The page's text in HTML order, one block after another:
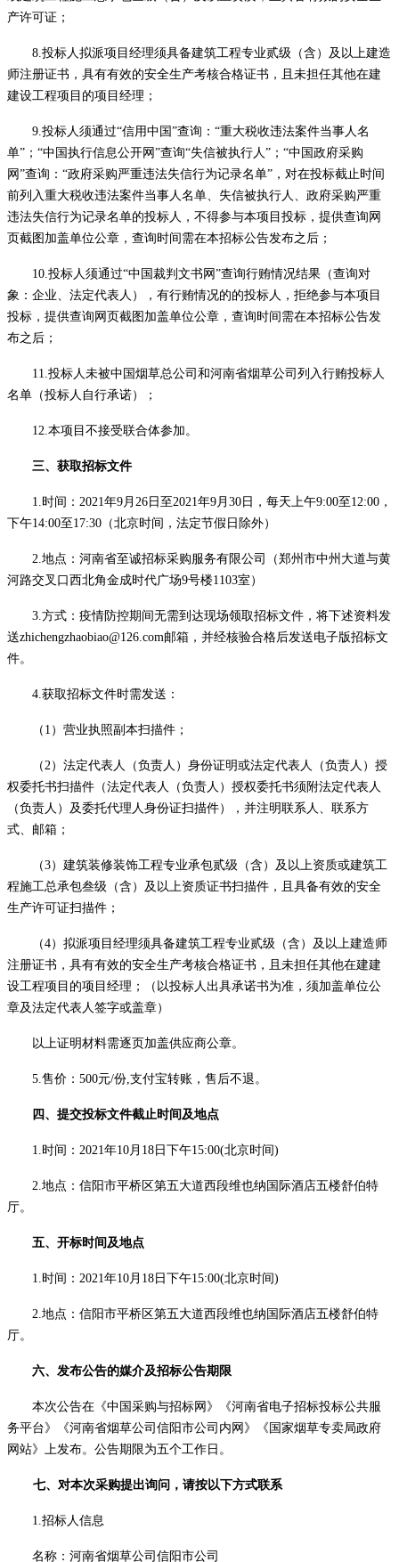
产许可证；
8.投标人拟派项目经理须具备建筑工程专业贰级 （含） 及以上建造
师注册证书，具有有效的安全生产考核合格证书，且未担任其他在建
建设工程项目的项目经理；
9.投标人须通过“信用中国”查询 ： “重大税收违法案件当事人名
单”；“中国执行信息公开网”查询“失信被执行人”；“中国政府采购
网”查询 ： “政府采购严重违法失信行为记录名单”，对在投标截止时间
前列入重大税收违法案件当事人名单、失信被执行人、政府采购严重
违法失信行为记录名单的投标人，不得参与本项目投标，提供查询网
页截图加盖单位公章，查询时间需在本招标公告发布之后；
10.投标人须通过“中国裁判文书网”查询行贿情况结果（查询对
象：企业、法定代表人），有行贿情况的的投标人，拒绝参与本项目
投标，提供查询网页截图加盖单位公章，查询时间需在本招标公告发
布之后；
11.投标人未被中国烟草总公司和河南省烟草公司列入行贿投标人
名单（投标人自行承诺）；
12.本项目不接受联合体参加。
三、获取招标文件
1.时间：2021年9月 26 日至2021年9月 30 日，每天上午9:00至12:00，
下午14:00至17:30 （北京时间，法定节假日除外）
2.地点：河南省至诚招标采购服务有限公司（郑州市中州大道与黄
河路交叉口西北角金成时代广场9号楼1103室）
3.方式： 疫情防控期间无需到达现场领取招标文件，将下述资料发
送zhichengzhaobiao@126.com邮箱，并经核验合格后发送电子版招标文
件。
4.获取招标文件时需发送 ：
（ 1）营业执照副本扫描件；
（2）法定代表人（负责人）身份证明或法定代表人（负责人）授
权委托书扫描件（法定代表人（负责人）授权委托书须附法定代表人
（负责人）及委托代理人身份证扫描件），并注明联系人、联系方
式、邮箱；
（3）建筑装修装饰工程专业承包贰级（含）及以上资质或建筑工
程施工总承包叁级（含）及以上资质证书扫描件 ，且具备有效的安全
生产许可证扫描件；
（4） 拟派项目经理须具备建筑工程专业贰级（含）及以上建造师
注册证书 ，具有有效的安全生产考核合格证书，且未担任其他在建建
设工程项目的项目经理；（以投标人出具承诺书为准，须加盖单位公
章及法定代表人签字或盖章）
以上证明材料需逐页加盖供应商公章。
5.售价： 500元/份,支付宝转账 ，售后不退。
四、提交投标文件截止时间及地点
1.时间：2021年10月 18 日 下午15:00(北京时间)
2.地点：信阳市平桥区第五大道西段维也纳国际酒店五楼舒伯特
厅。
五、开标时间及地点
1.时间：2021年10月 18 日 下午15:00(北京时间)
2.地点：信阳市平桥区第五大道西段维也纳国际酒店五楼舒伯特
厅。
六、发布公告的媒介及招标公告期限
本次公告在《中国采购与招标网》《河南省电子招标投标公共服
务平台》《河南省烟草公司信阳市公司内网》《国家烟草专卖局政府
网站》上发布。公告期限为五个工作日。
七、对本次采购提出询问，请按以下方式联系
1.招标人信息
名称： 河南省烟草公司信阳市公司